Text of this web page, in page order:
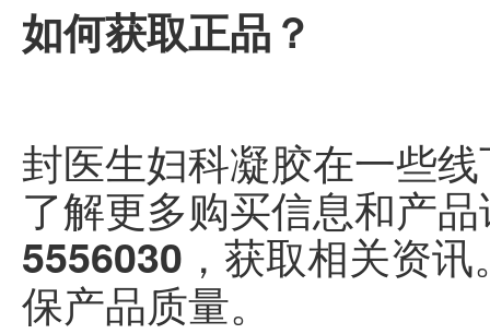
如何获取正品？
封医生妇科凝胶在一些
了解更多购买信息和产
5556030 ，获取相关资
保产品质量。